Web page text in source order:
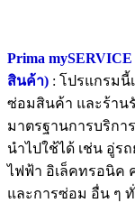
Prima
สินค้า) : โปรแกรมนี้
ซ่อมสินค้า และร้าน
มาตรฐานการบริกา
นำไปใช้ได้ เช่น อู่ร
ไฟฟ้า อิเล็คทรอนิค
และการซ่อม อื่น ๆ